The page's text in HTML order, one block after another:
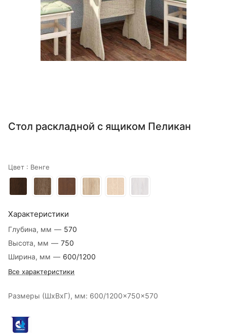
Стол раскладной с ящиком Пеликан
Цвет : Венге
Характеристики
Глубина, мм — 570
Высота, мм — 750
Ширина, мм — 600/1200
Все характеристики
Размеры (ШxВxГ), мм: 600/1200x750x570